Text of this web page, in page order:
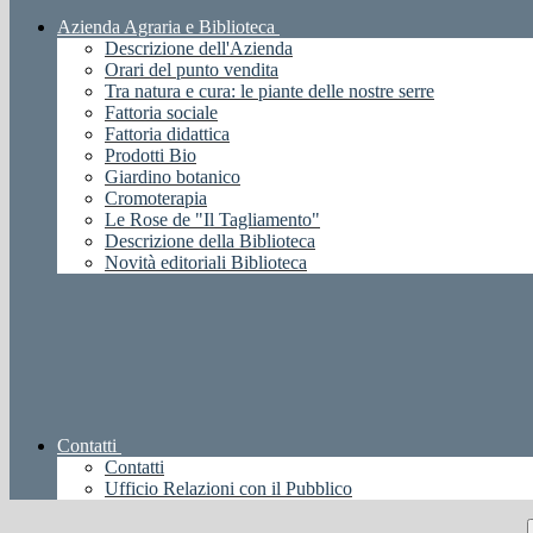
Azienda Agraria e Biblioteca
Descrizione dell'Azienda
Orari del punto vendita
Tra natura e cura: le piante delle nostre serre
Fattoria sociale
Fattoria didattica
Prodotti Bio
Giardino botanico
Cromoterapia
Le Rose de "Il Tagliamento"
Descrizione della Biblioteca
Novità editoriali Biblioteca
Contatti
Contatti
Ufficio Relazioni con il Pubblico